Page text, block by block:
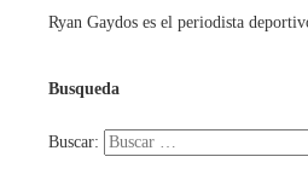
Ryan Gaydos es el periodista
Busqueda
Buscar: